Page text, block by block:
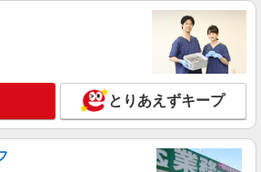
祝い金10万円支給(規定有) お友達を紹介
インセンティブ支給(規定有) ★月2回払
週払い可能（規程有）★ ゜・。○。・゜
詳細を見る
携帯販売【ソフトバンク】
給1400円〜1450円（経験・能力による） ※
とりあえずキープ